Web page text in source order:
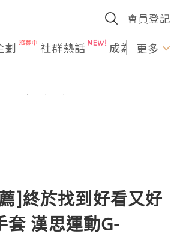
會員登記
劃 社群熱話 成為U更多
]終於找到好看又好
套 漢思運動G-